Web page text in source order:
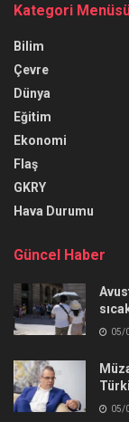
Kategori
Bilim
Çevre
Dünya
Eğitim
Ekonomi
Flaş
GKRY
Hava Durumu
Güncel Haber
05/
05/